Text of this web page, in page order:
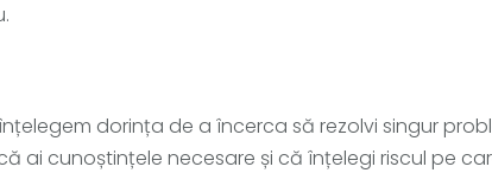
dorința de a încerca să rezolvi singur
ai cunoștințele necesare și că înțelegi riscul pe